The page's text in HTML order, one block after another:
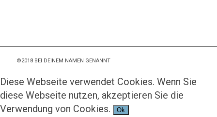
©2018 BEI DEINEM NAMEN GENANNT
Diese Webseite verwendet Cookies. Wenn Sie
diese Webseite nutzen, akzeptieren Sie die
Verwendung von Cookies.
Ok